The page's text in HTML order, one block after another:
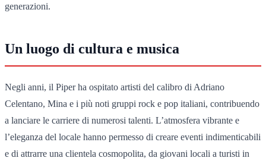
generazioni.
Un luogo di cultura e musica
Negli anni, il Piper ha ospitato artisti del calibro di Adriano
Celentano, Mina e i più noti gruppi rock e pop italiani, contribuendo
a lanciare le carriere di numerosi talenti. L’atmosfera vibrante e
l’eleganza del locale hanno permesso di creare eventi indimenticabili
e di attrarre una clientela cosmopolita, da giovani locali a turisti in